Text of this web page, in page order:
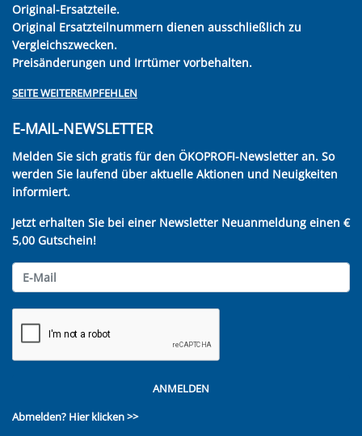
Original-Ersatzteile.
Original Ersatzteilnummern dienen ausschließlich zu
Vergleichszwecken.
Preisänderungen und Irrtümer vorbehalten.
SEITE WEITEREMPFEHLEN
E-MAIL-NEWSLETTER
Melden Sie sich gratis für den ÖKOPROFI-Newsletter an. So
werden Sie laufend über aktuelle Aktionen und Neuigkeiten
informiert.
Jetzt erhalten Sie bei einer Newsletter Neuanmeldung einen €
5,00 Gutschein!
ANMELDEN
Abmelden? Hier klicken >>